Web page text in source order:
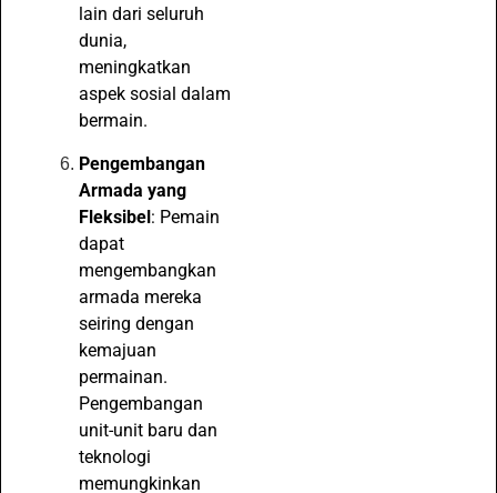
lain dari seluruh
dunia,
meningkatkan
aspek sosial dalam
bermain.
Pengembangan
Armada yang
Fleksibel: Pemain
dapat
mengembangkan
armada mereka
seiring dengan
kemajuan
permainan.
Pengembangan
unit-unit baru dan
teknologi
memungkinkan